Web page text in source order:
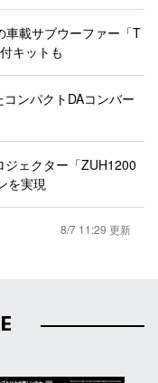
車載サブウーファー「T
キットも
ンパクトDAコンバー
ェクター「ZUH1200
を実現
8/7 11:29 更新